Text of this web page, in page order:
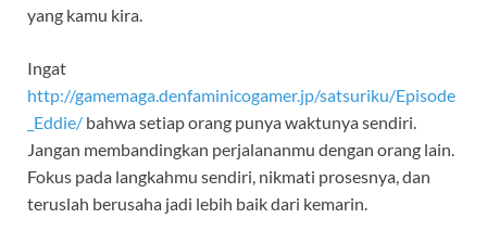
yang kamu kira.
Ingat
http://gamemaga.denfaminicogamer.jp/satsuriku/Episode
_Eddie/ bahwa setiap orang punya waktunya sendiri.
Jangan membandingkan perjalananmu dengan orang lain.
Fokus pada langkahmu sendiri, nikmati prosesnya, dan
teruslah berusaha jadi lebih baik dari kemarin.